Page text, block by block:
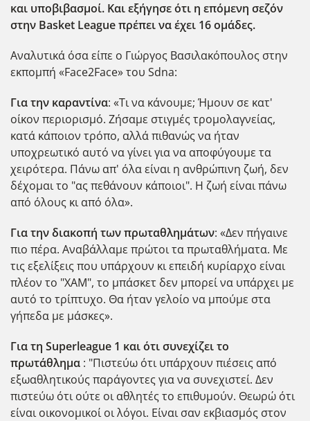
και υποβιβασμοί. Και εξήγησε ότι η επόμενη σεζόν
στην Basket League πρέπει να έχει 16 ομάδες.
Αναλυτικά όσα είπε ο Γιώργος Βασιλακόπουλος στην
εκπομπή «Face2Face» του Sdna:
Για την καραντίνα: «Τι να κάνουμε; Ήμουν σε κατ'
οίκον περιορισμό. Ζήσαμε στιγμές τρομολαγνείας,
κατά κάποιον τρόπο, αλλά πιθανώς να ήταν
υποχρεωτικό αυτό να γίνει για να αποφύγουμε τα
χειρότερα. Πάνω απ' όλα είναι η ανθρώπινη ζωή, δεν
δέχομαι το "ας πεθάνουν κάποιοι". Η ζωή είναι πάνω
από όλους κι από όλα».
Για την διακοπή των πρωταθλημάτων: «Δεν πήγαινε
πιο πέρα. Αναβάλλαμε πρώτοι τα πρωταθλήματα. Με
τις εξελίξεις που υπάρχουν κι επειδή κυρίαρχο είναι
πλέον το "ΧΑΜ", το μπάσκετ δεν μπορεί να υπάρχει με
αυτό το τρίπτυχο. Θα ήταν γελοίο να μπούμε στα
γήπεδα με μάσκες».
Για τη Superleague 1 και ότι συνεχίζει το
πρωτάθλημα : "Πιστεύω ότι υπάρχουν πιέσεις από
εξωαθλητικούς παράγοντες για να συνεχιστεί. Δεν
πιστεύω ότι ούτε οι αθλητές το επιθυμούν. Θεωρώ ότι
είναι οικονομικοί οι λόγοι. Είναι σαν εκβιασμός στον